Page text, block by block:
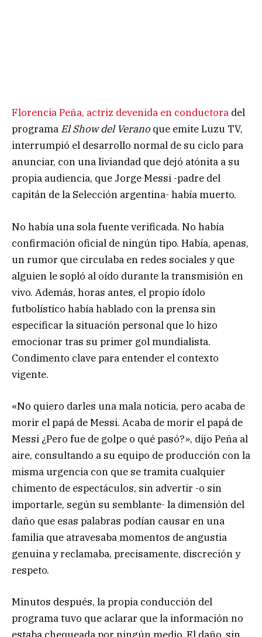
Florencia Peña, actriz devenida en conductora del
programa El Show del Verano que emite Luzu TV,
interrumpió el desarrollo normal de su ciclo para
anunciar, con una liviandad que dejó atónita a su
propia audiencia, que Jorge Messi -padre del
capitán de la Selección argentina- había muerto.
No había una sola fuente verificada. No había
confirmación oficial de ningún tipo. Había, apenas,
un rumor que circulaba en redes sociales y que
alguien le sopló al oído durante la transmisión en
vivo. Además, horas antes, el propio ídolo
futbolístico había hablado con la prensa sin
especificar la situación personal que lo hizo
emocionar tras su primer gol mundialista.
Condimento clave para entender el contexto
vigente.
«No quiero darles una mala noticia, pero acaba de
morir el papá de Messi. Acaba de morir el papá de
Messi ¿Pero fue de golpe o qué pasó?», dijo Peña al
aire, consultando a su equipo de producción con la
misma urgencia con que se tramita cualquier
chimento de espectáculos, sin advertir -o sin
importarle, según su semblante- la dimensión del
daño que esas palabras podían causar en una
familia que atravesaba momentos de angustia
genuina y reclamaba, precisamente, discreción y
respeto.
Minutos después, la propia conducción del
programa tuvo que aclarar que la información no